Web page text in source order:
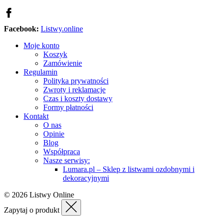
Facebook: Listwy.online
Moje konto
Koszyk
Zamówienie
Regulamin
Polityka prywatności
Zwroty i reklamacje
Czas i koszty dostawy
Formy płatności
Kontakt
O nas
Opinie
Blog
Współpraca
Nasze serwisy:
Lumara.pl – Sklep z listwami ozdobnymi i
dekoracyjnymi
© 2026 Listwy Online
Zapytaj o produkt